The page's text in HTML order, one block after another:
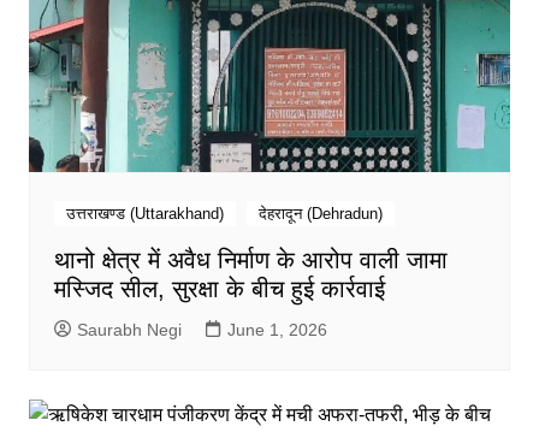
उत्तराखण्ड (Uttarakhand) देहरादून (Dehradun)
थानो क्षेत्र में अवैध निर्माण के आरोप वाली जामा
मस्जिद सील, सुरक्षा के बीच हुई कार्रवाई
Saurabh Negi June 1, 2026